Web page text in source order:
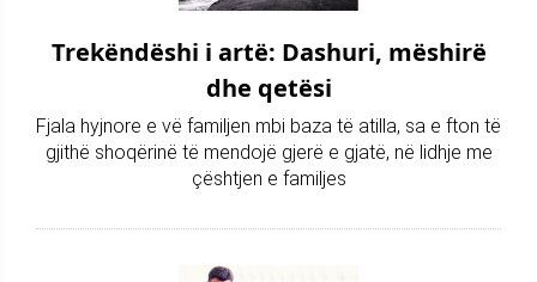
Trekëndëshi i artë: Dashuri, mëshirë
dhe qetësi
Fjala hyjnore e vë familjen mbi baza të atilla, sa e fton të
gjithë shoqërinë të mendojë gjerë e gjatë, në lidhje me
çështjen e familjes